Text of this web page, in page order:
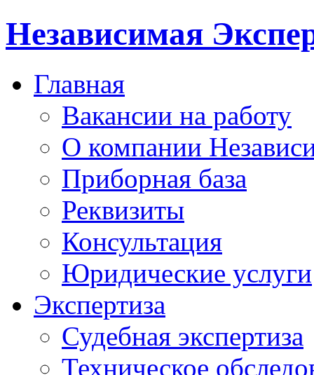
Независимая
Главная
Вакансии на работу
О компании
Приборная база
Реквизиты
Консультация
Юридические услуги
Экспертиза
Судебная экспертиза
Техническое